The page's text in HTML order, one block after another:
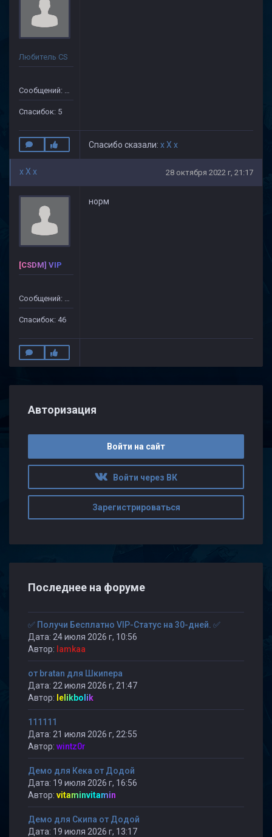
Любитель CS
Сообщений: 20
Спасибок: 5
Спасибо сказали: x X x
x X x 28 октября 2022 г, 21:17
[CSDM] VIP
Сообщений: 499
Спасибок: 46
норм
Авторизация
Войти на сайт
Войти через ВК
Зарегистрироваться
Последнее на форуме
✅ Получи Бесплатно VIP-Статус на 30-дней. ✅
Дата: 24 июля 2026 г, 10:56
Автор: lamkaa
от bratan для Шкипера
Дата: 22 июля 2026 г, 21:47
Автор: lelikbolik
111111
Дата: 21 июля 2026 г, 22:55
Автор: wintz0r
Демо для Кека от Додой
Дата: 19 июля 2026 г, 16:56
Автор: vitaminvitamin
Демо для Скипа от Додой
Дата: 19 июля 2026 г, 13:17